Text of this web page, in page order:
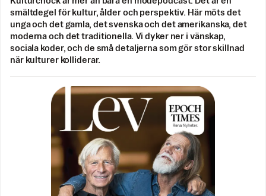
smältdegel för kultur, ålder och perspektiv. Här möts det
unga och det gamla, det svenska och det amerikanska, det
moderna och det traditionella. Vi dyker ner i vänskap,
sociala koder, och de små detaljerna som gör stor skillnad
när kulturer kolliderar.